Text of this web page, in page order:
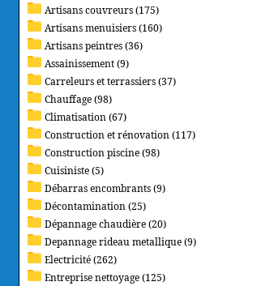
Artisans couvreurs (175)
Artisans menuisiers (160)
Artisans peintres (36)
Assainissement (9)
Carreleurs et terrassiers (37)
Chauffage (98)
Climatisation (67)
Construction et rénovation (117)
Construction piscine (98)
Cuisiniste (5)
Débarras encombrants (9)
Décontamination (25)
Dépannage chaudière (20)
Depannage rideau metallique (9)
Electricité (262)
Entreprise nettoyage (125)